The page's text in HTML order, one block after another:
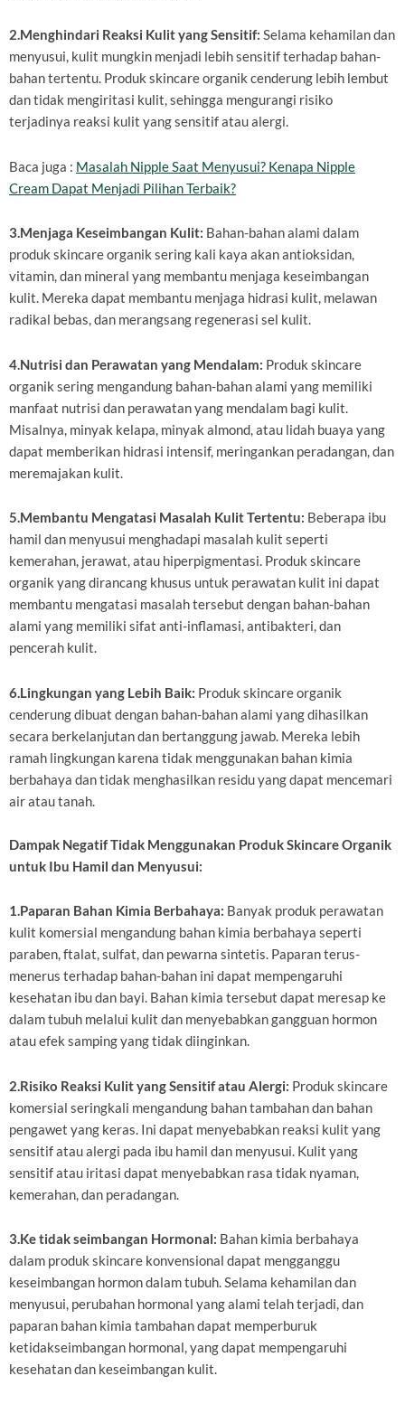
2.Menghindari Reaksi Kulit yang Sensitif: Selama kehamilan dan
menyusui, kulit mungkin menjadi lebih sensitif terhadap bahan-
bahan tertentu. Produk skincare organik cenderung lebih lembut
dan tidak mengiritasi kulit, sehingga mengurangi risiko
terjadinya reaksi kulit yang sensitif atau alergi.
Baca juga : Masalah Nipple Saat Menyusui? Kenapa Nipple
Cream Dapat Menjadi Pilihan Terbaik?
3.Menjaga Keseimbangan Kulit: Bahan-bahan alami dalam
produk skincare organik sering kali kaya akan antioksidan,
vitamin, dan mineral yang membantu menjaga keseimbangan
kulit. Mereka dapat membantu menjaga hidrasi kulit, melawan
radikal bebas, dan merangsang regenerasi sel kulit.
4.Nutrisi dan Perawatan yang Mendalam: Produk skincare
organik sering mengandung bahan-bahan alami yang memiliki
manfaat nutrisi dan perawatan yang mendalam bagi kulit.
Misalnya, minyak kelapa, minyak almond, atau lidah buaya yang
dapat memberikan hidrasi intensif, meringankan peradangan, dan
meremajakan kulit.
5.Membantu Mengatasi Masalah Kulit Tertentu: Beberapa ibu
hamil dan menyusui menghadapi masalah kulit seperti
kemerahan, jerawat, atau hiperpigmentasi. Produk skincare
organik yang dirancang khusus untuk perawatan kulit ini dapat
membantu mengatasi masalah tersebut dengan bahan-bahan
alami yang memiliki sifat anti-inflamasi, antibakteri, dan
pencerah kulit.
6.Lingkungan yang Lebih Baik: Produk skincare organik
cenderung dibuat dengan bahan-bahan alami yang dihasilkan
secara berkelanjutan dan bertanggung jawab. Mereka lebih
ramah lingkungan karena tidak menggunakan bahan kimia
berbahaya dan tidak menghasilkan residu yang dapat mencemari
air atau tanah.
Dampak Negatif Tidak Menggunakan Produk Skincare Organik
untuk Ibu Hamil dan Menyusui:
1.Paparan Bahan Kimia Berbahaya: Banyak produk perawatan
kulit komersial mengandung bahan kimia berbahaya seperti
paraben, ftalat, sulfat, dan pewarna sintetis. Paparan terus-
menerus terhadap bahan-bahan ini dapat mempengaruhi
kesehatan ibu dan bayi. Bahan kimia tersebut dapat meresap ke
dalam tubuh melalui kulit dan menyebabkan gangguan hormon
atau efek samping yang tidak diinginkan.
2.Risiko Reaksi Kulit yang Sensitif atau Alergi: Produk skincare
komersial seringkali mengandung bahan tambahan dan bahan
pengawet yang keras. Ini dapat menyebabkan reaksi kulit yang
sensitif atau alergi pada ibu hamil dan menyusui. Kulit yang
sensitif atau iritasi dapat menyebabkan rasa tidak nyaman,
kemerahan, dan peradangan.
3.Ke tidak seimbangan Hormonal: Bahan kimia berbahaya
dalam produk skincare konvensional dapat mengganggu
keseimbangan hormon dalam tubuh. Selama kehamilan dan
menyusui, perubahan hormonal yang alami telah terjadi, dan
paparan bahan kimia tambahan dapat memperburuk
ketidakseimbangan hormonal, yang dapat mempengaruhi
kesehatan dan keseimbangan kulit.